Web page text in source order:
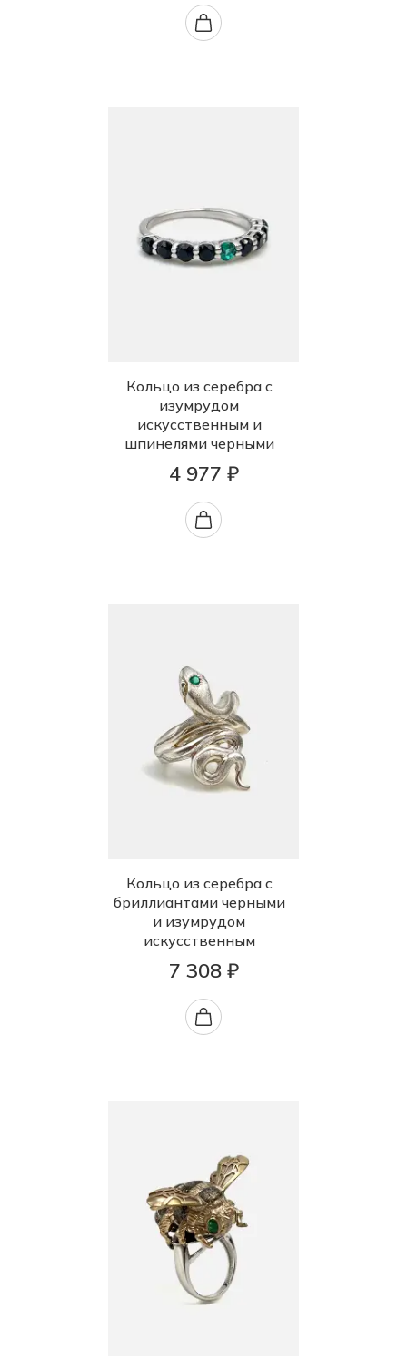
Кольцо из серебра с
изумрудом
искусственным и
шпинелями черными
4 977 ₽
Кольцо из серебра с
бриллиантами черными
и изумрудом
искусственным
7 308 ₽